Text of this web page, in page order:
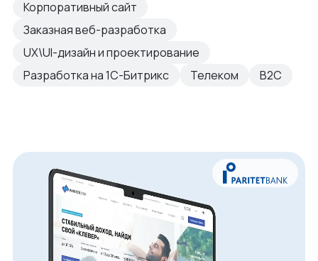
Корпоративный сайт
Заказная веб-разработка
UX\UI-дизайн и проектирование
Разработка на 1С-Битрикс
Телеком B2C